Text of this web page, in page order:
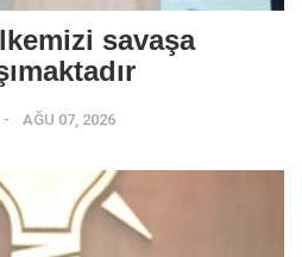
savaşa
AĞU 07, 2026